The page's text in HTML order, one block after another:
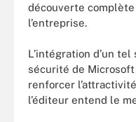
découverte
l’entreprise.
L’intégration d’un
sécurité de
renforcer
l’éditeur entend le